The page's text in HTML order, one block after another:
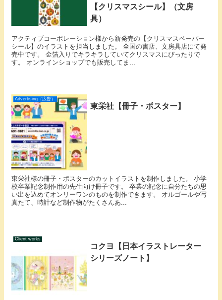
【クリスマスシール】（文房
具）
アクティブコーポレーション様から新発売の【クリスマスペーパー
シール】のイラストを担当しました。 全国の書店、文房具店にて発
売中です。 金箔入りでキラキラしていてクリスマスにぴったりで
す。 オンラインショップでも販売してま...
Advertising（広告）
東栄社【冊子・ポスター】
東栄社様の冊子・ポスターのカットイラストを制作しました。 小学
校卒業記念制作用の先生向け冊子です。 卒業の記念に自分たちの思
い出を込めてオンリーワンのものを制作できます。 オルゴールや写
真たて、時計など制作物がたくさんあ...
Client works
コクヨ【日本イラストレーター
シリーズノート】